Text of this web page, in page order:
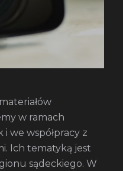
w ramach
i we współpracy z
Ich tematyką jest
sądeckiego. W